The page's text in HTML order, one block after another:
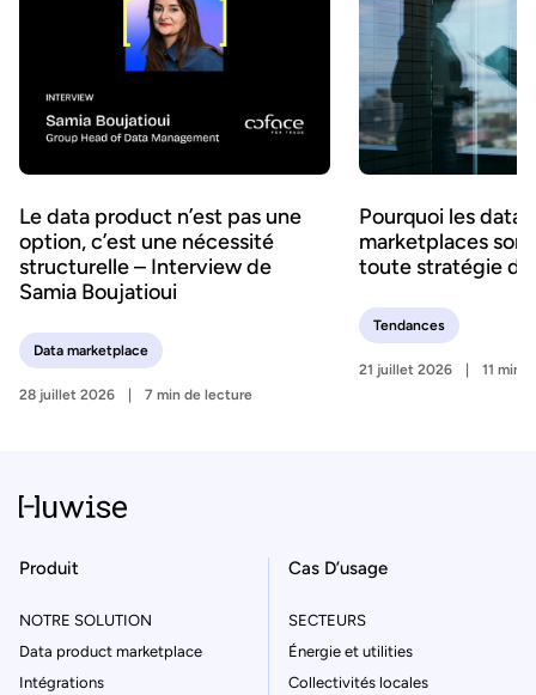
Le data product n’est pas une
option, c’est une nécessité
structurelle – Interview de
Samia Boujatioui
Data marketplace
28 juillet 2026 7 min de lecture
Pourquoi les data
marketplaces
toute stratégie
Tendances
21 juillet 2026 11 min
Produit
NOTRE SOLUTION
Data product marketplace
Intégrations
Cas D’usage
SECTEURS
Énergie et utilities
Collectivités locales